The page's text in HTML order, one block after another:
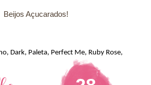
Beijos Açucarados!
, Dark, Paleta, Perfect Me, Ruby Rose,